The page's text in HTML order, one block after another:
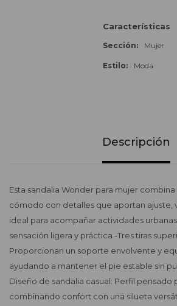
Características
Sección Mujer
Estilo Moda
Descripción
Esta sandalia Wonder para mujer
cómodo con detalles que aportan ajuste,
ideal para acompañar actividades
sensación ligera y práctica -Tres tiras
Proporcionan un soporte envolvente y
ayudando a mantener el pie estable sin
Diseño de sandalia casual: Perfil pensado
combinando confort con una silueta